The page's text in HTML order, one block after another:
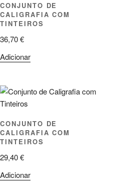
CONJUNTO DE
CALIGRAFIA COM
TINTEIROS
36,70€
Adicionar
CONJUNTO DE
CALIGRAFIA COM
TINTEIROS
29,40€
Adicionar